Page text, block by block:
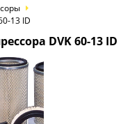
13 ID
DVK 60-13 ID